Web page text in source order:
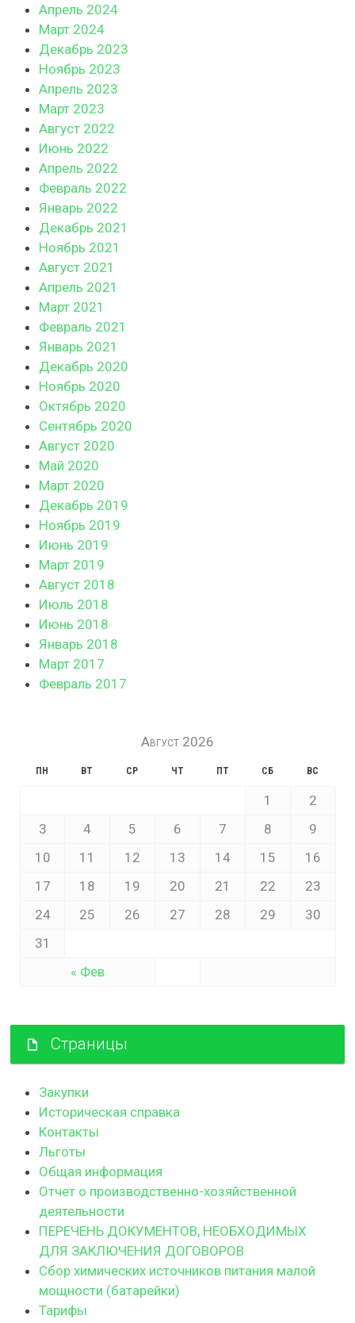
Апрель 2024
Март 2024
Декабрь 2023
Ноябрь 2023
Апрель 2023
Март 2023
Август 2022
Июнь 2022
Апрель 2022
Февраль 2022
Январь 2022
Декабрь 2021
Ноябрь 2021
Август 2021
Апрель 2021
Март 2021
Февраль 2021
Январь 2021
Декабрь 2020
Ноябрь 2020
Октябрь 2020
Сентябрь 2020
Август 2020
Май 2020
Март 2020
Декабрь 2019
Ноябрь 2019
Июнь 2019
Март 2019
Август 2018
Июль 2018
Июнь 2018
Январь 2018
Март 2017
Февраль 2017
Август 2026
ПН ВТ СР ЧТ ПТ СБ ВС
« Фев
1
2
3
4 5 6 7 8
9
10
11 12 13 14 15
16
17
18 19 20 21 22
23
24
25 26 27 28 29
30
31
Страницы
Закупки
Историческая справка
Контакты
Льготы
Общая информация
Отчет о производственно-хозяйственной
деятельности
ПЕРЕЧЕНЬ ДОКУМЕНТОВ, НЕОБХОДИМЫХ
ДЛЯ ЗАКЛЮЧЕНИЯ ДОГОВОРОВ
Сбор химических источников питания малой
мощности (батарейки)
Тарифы